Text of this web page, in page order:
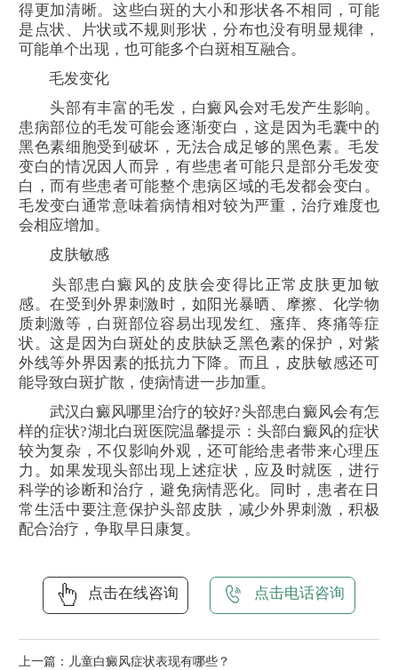
得更加清晰。这些白斑的大小和形状各不相同，可能
是点状、片状或不规则形状，分布也没有明显规律，
可能单个出现，也可能多个白斑相互融合。
毛发变化
头部有丰富的毛发，白癜风会对毛发产生影响。
患病部位的毛发可能会逐渐变白，这是因为毛囊中的
黑色素细胞受到破坏，无法合成足够的黑色素。毛发
变白的情况因人而异，有些患者可能只是部分毛发变
白，而有些患者可能整个患病区域的毛发都会变白。
毛发变白通常意味着病情相对较为严重，治疗难度也
会相应增加。
皮肤敏感
头部患白癜风的皮肤会变得比正常皮肤更加敏
感。在受到外界刺激时，如阳光暴晒、摩擦、化学物
质刺激等，白斑部位容易出现发红、瘙痒、疼痛等症
状。这是因为白斑处的皮肤缺乏黑色素的保护，对紫
外线等外界因素的抵抗力下降。而且，皮肤敏感还可
能导致白斑扩散，使病情进一步加重。
武汉白癜风哪里治疗的较好?头部患白癜风会有怎
样的症状?湖北白斑医院温馨提示：头部白癜风的症状
较为复杂，不仅影响外观，还可能给患者带来心理压
力。如果发现头部出现上述症状，应及时就医，进行
科学的诊断和治疗，避免病情恶化。同时，患者在日
常生活中要注意保护头部皮肤，减少外界刺激，积极
配合治疗，争取早日康复。
点击在线咨询 点击电话咨询
上一篇： 儿童白癜风症状表现有哪些？